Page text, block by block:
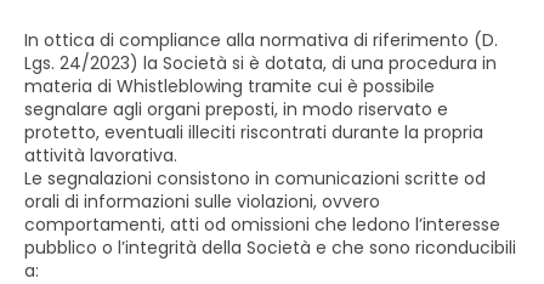
In ottica di compliance alla normativa di riferimento (D.
Lgs. 24/2023) la Società si è dotata, di una procedura in
materia di Whistleblowing tramite cui è possibile
segnalare agli organi preposti, in modo riservato e
protetto, eventuali illeciti riscontrati durante la propria
attività lavorativa.
Le segnalazioni consistono in comunicazioni scritte od
orali di informazioni sulle violazioni, ovvero
comportamenti, atti od omissioni che ledono l’interesse
pubblico o l’integrità della Società e che sono riconducibili
a: